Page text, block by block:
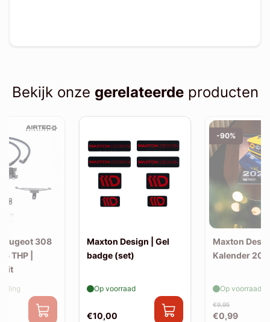
Bekijk onze gerelateerdeproducten
308
THP |
Maxton Design | Gel
badge (set)
€10,00
Op voorraad
-90%
Maxton
Kalender
€9,95
€0,99
Op voorraad